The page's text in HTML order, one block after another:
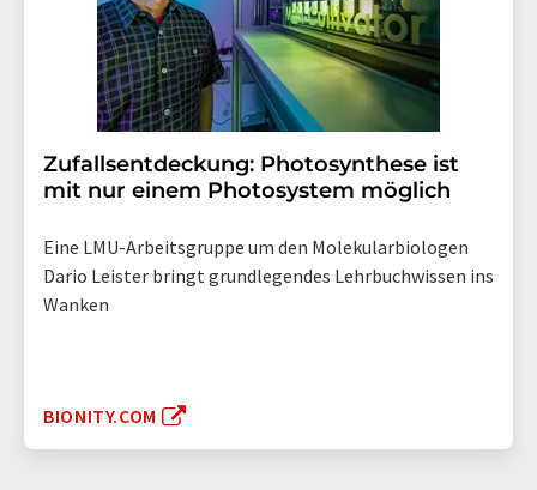
Zufallsentdeckung: Photosynthese ist
mit nur einem Photosystem möglich
Eine LMU-Arbeitsgruppe um den Molekularbiologen
Dario Leister bringt grundlegendes Lehrbuchwissen ins
Wanken
BIONITY.COM